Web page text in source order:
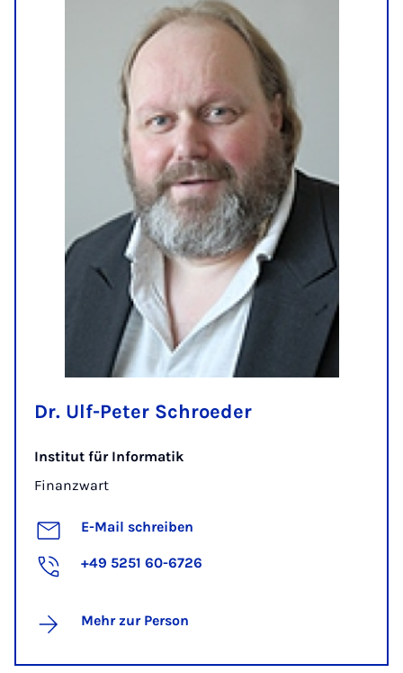
Dr. Ulf-Peter Schroeder
Institut für Informatik
Finanzwart
E-Mail schreiben
+49 5251 60-6726
Mehr zur Person